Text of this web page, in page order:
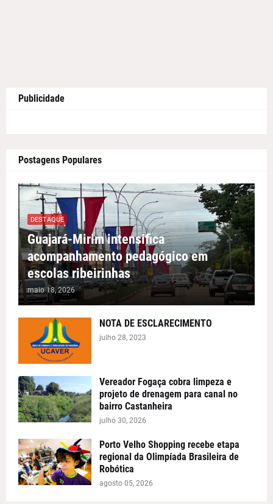
Publicidade
Postagens Populares
DESTAQUE
Guajará-Mirim intensifica
acompanhamento pedagógico em
escolas ribeirinhas
maio 18, 2026
NOTA DE ESCLARECIMENTO
julho 28, 2023
Vereador Fogaça cobra limpeza e
projeto de drenagem para canal no
bairro Castanheira
julho 30, 2026
Porto Velho Shopping recebe etapa
regional da Olimpíada Brasileira de
Robótica
agosto 05, 2026